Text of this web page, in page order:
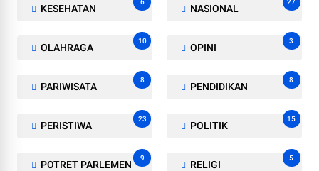
KESEHATAN
6
NASIONAL
27
OLAHRAGA
10
OPINI
3
PARIWISATA
8
PENDIDIKAN
8
PERISTIWA
23
POLITIK
15
POTRET PARLEMEN
9
RELIGI
5